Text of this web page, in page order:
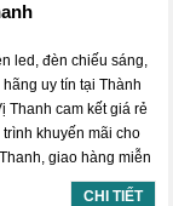
led, đèn chiếu sáng,
uy tín tại Thành
Thanh cam kết giá rẻ
khuyến mãi cho
giao hàng miễn
CHI TIẾT